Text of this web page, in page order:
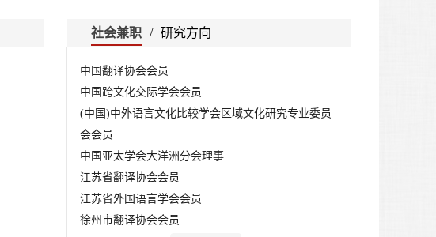
社会兼职 / 研究方向
中国翻译协会会员
中国跨文化交际学会会员
(中国)中外语言文化比较学会区域文化研究专业委员
会会员
中国亚太学会大洋洲分会理事
江苏省翻译协会会员
江苏省外国语言学会会员
徐州市翻译协会会员